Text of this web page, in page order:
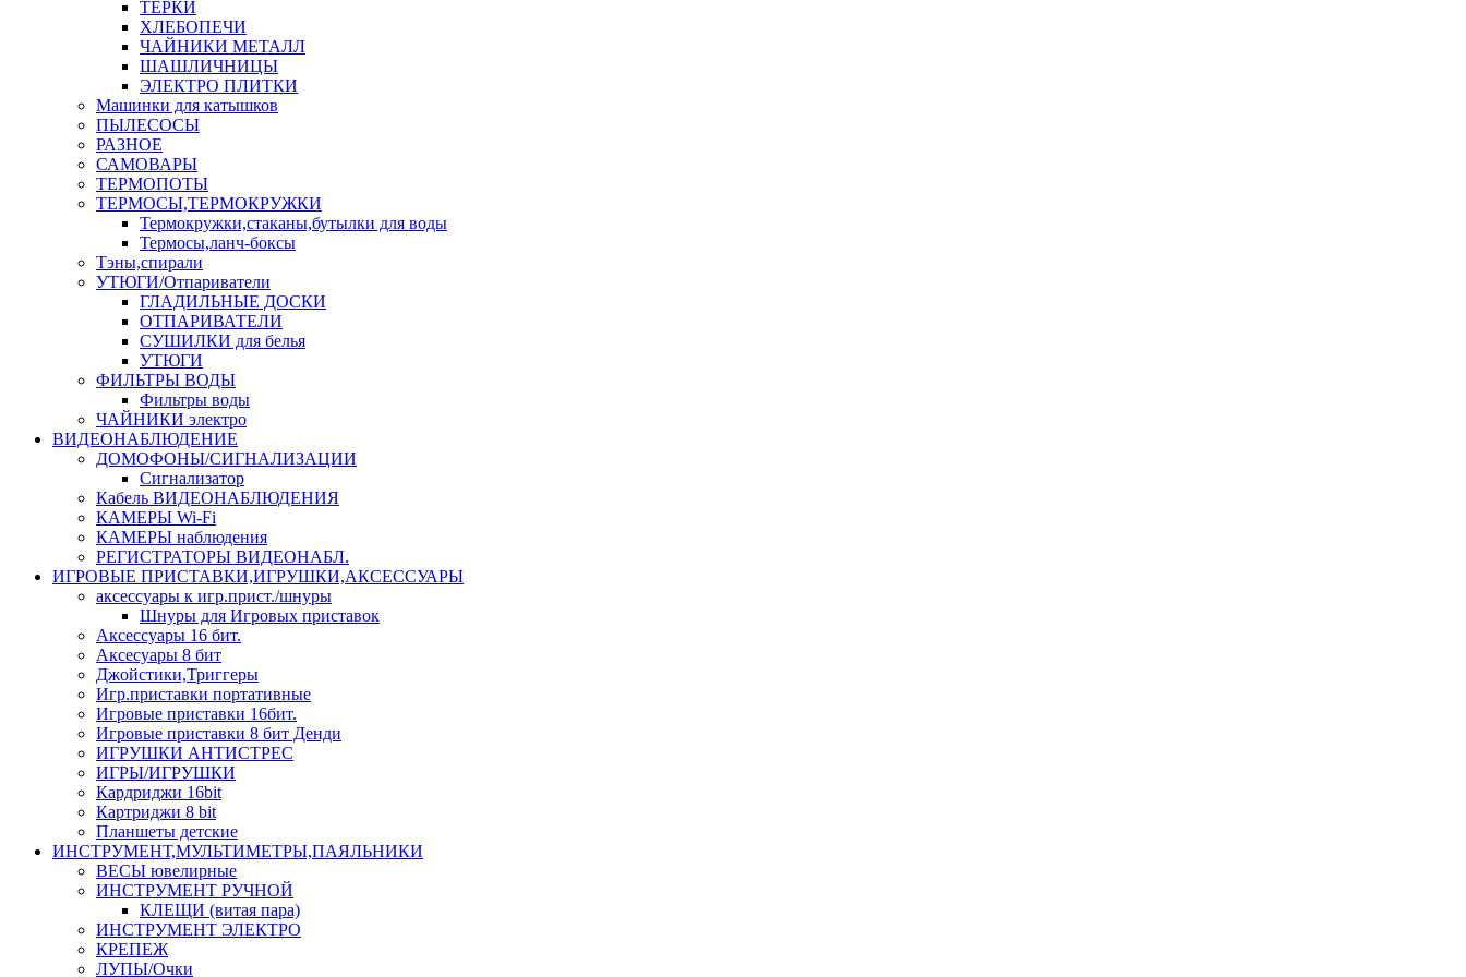
ТЕРКИ
ХЛЕБОПЕЧИ
ЧАЙНИКИ МЕТАЛЛ
ШАШЛИЧНИЦЫ
ЭЛЕКТРО ПЛИТКИ
Машинки для катышков
ПЫЛЕСОСЫ
РАЗНОЕ
САМОВАРЫ
ТЕРМОПОТЫ
ТЕРМОСЫ,ТЕРМОКРУЖКИ
Термокружки,стаканы,бутылки для воды
Термосы,ланч-боксы
Тэны,спирали
УТЮГИ/Отпариватели
ГЛАДИЛЬНЫЕ ДОСКИ
ОТПАРИВАТЕЛИ
СУШИЛКИ для белья
УТЮГИ
ФИЛЬТРЫ ВОДЫ
Фильтры воды
ЧАЙНИКИ электро
ВИДЕОНАБЛЮДЕНИЕ
ДОМОФОНЫ/СИГНАЛИЗАЦИИ
Сигнализатор
Кабель ВИДЕОНАБЛЮДЕНИЯ
КАМЕРЫ Wi-Fi
КАМЕРЫ наблюдения
РЕГИСТРАТОРЫ ВИДЕОНАБЛ.
ИГРОВЫЕ ПРИСТАВКИ,ИГРУШКИ,АКСЕССУАРЫ
аксесcуары к игр.прист./шнуры
Шнуры для Игровых приставок
Аксессуары 16 бит.
Аксесуары 8 бит
Джойстики,Триггеры
Игр.приставки портативные
Игровые приставки 16бит.
Игровые приставки 8 бит Денди
ИГРУШКИ АНТИСТРЕС
ИГРЫ/ИГРУШКИ
Кардриджи 16bit
Картриджи 8 bit
Планшеты детские
ИНСТРУМЕНТ,МУЛЬТИМЕТРЫ,ПАЯЛЬНИКИ
ВЕСЫ ювелирные
ИНСТРУМЕНТ РУЧНОЙ
КЛЕЩИ (витая пара)
ИНСТРУМЕНТ ЭЛЕКТРО
КРЕПЕЖ
ЛУПЫ/Очки